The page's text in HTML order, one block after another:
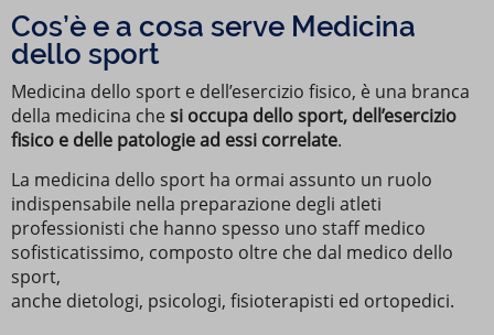
Cos’è e a cosa serve Medicina
dello sport
Medicina dello sport e dell’esercizio fisico, è una branca
della medicina che si occupa dello sport, dell’esercizio
fisico e delle patologie ad essi correlate.
La medicina dello sport ha ormai assunto un ruolo
indispensabile nella preparazione degli atleti
professionisti che hanno spesso uno staff medico
sofisticatissimo, composto oltre che dal medico dello
sport,
anche dietologi, psicologi, fisioterapisti ed ortopedici.